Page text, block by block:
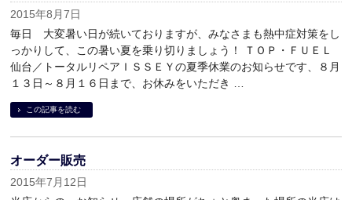
2015年8月7日
毎日 大変暑い日が続いておりますが、みなさまも熱中症対策をし
っかりして、この暑い夏を乗り切りましょう！ ＴＯＰ・ＦＵＥＬ
仙台／トータルリペアＩＳＳＥＹの夏季休業のお知らせです、８月
１３日～８月１６日まで、お休みをいただき …
この記事を読む
オーダー販売
2015年7月12日